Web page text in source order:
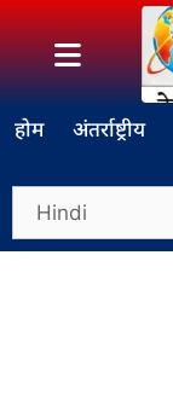
होम अंतर्राष्ट्रीय